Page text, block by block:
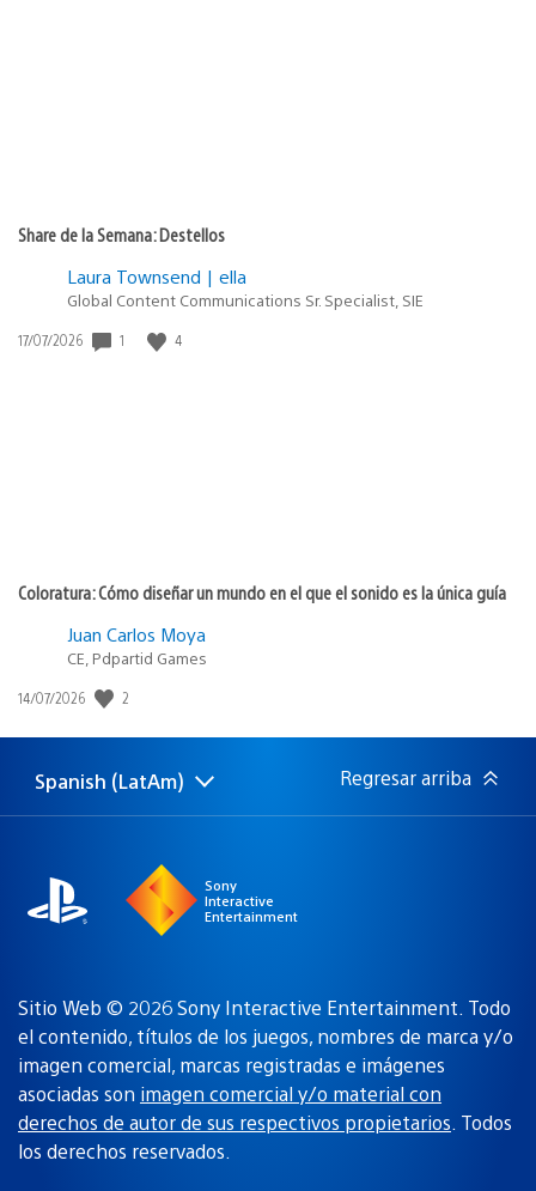
Share de la Semana: Destellos
Laura Townsend | ella
Global Content Communications Sr. Specialist, SIE
Fecha
17/07/2026 1 4
Coloratura: Cómo diseñar un mundo en el que el sonido es la única guía
Juan Carlos Moya
CE, Pdpartid Games
Fecha
publicación:
14/07/2026 2
Elige
Región
Spanish (LatAm) Regresar arriba
Sony
Interactive
Entertainment
Sitio Web © 2026 Sony Interactive Entertainment. Todo
el contenido, títulos de los juegos, nombres de marca y/o
imagen comercial, marcas registradas e imágenes
asociadas son imagen comercial y/o material con
derechos de autor de sus respectivos propietarios. Todos
los derechos reservados.